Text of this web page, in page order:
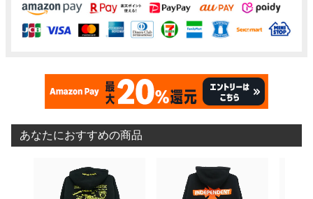
あなたにおすすめの商品